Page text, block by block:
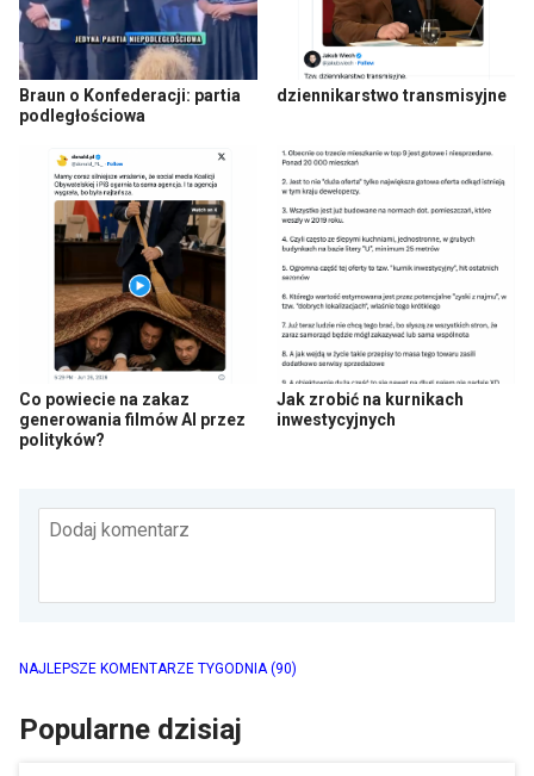
Braun o Konfederacji: partia
podległościowa
dziennikarstwo transmisyjne
Co powiecie na zakaz
generowania filmów AI przez
polityków?
Jak zrobić na kurnikach
inwestycyjnych
Dodaj komentarz
NAJLEPSZE KOMENTARZE TYGODNIA (90)
Popularne dzisiaj